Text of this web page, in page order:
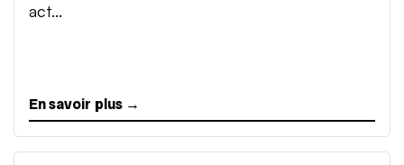
act...
En savoir plus →